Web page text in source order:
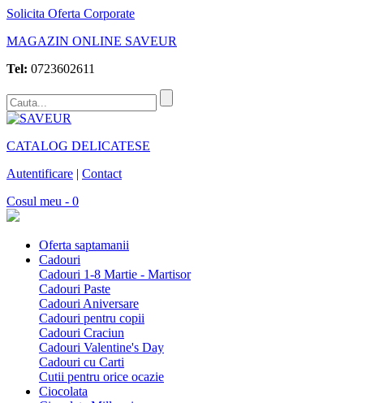
Solicita Oferta Corporate
MAGAZIN ONLINE SAVEUR
Tel: 0723602611
CATALOG DELICATESE
Autentificare | Contact
Cosul meu - 0
Oferta saptamanii
Cadouri
Cadouri 1-8 Martie - Martisor
Cadouri Paste
Cadouri Aniversare
Cadouri pentru copii
Cadouri Craciun
Cadouri Valentine's Day
Cadouri cu Carti
Cutii pentru orice ocazie
Ciocolata